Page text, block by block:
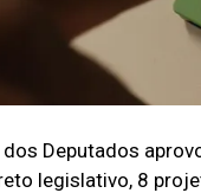
Deputados
legislativo, 8